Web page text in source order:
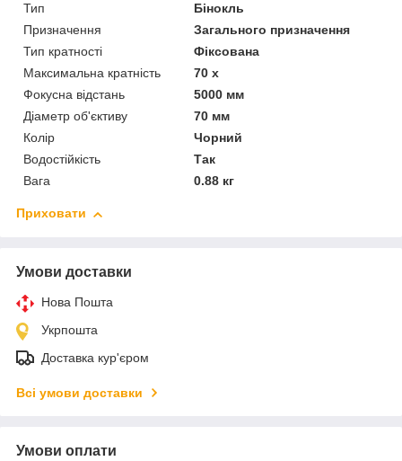
Тип
Бінокль
Призначення
Загального призначення
Тип кратності
Фіксована
Максимальна кратність
70 х
Фокусна відстань
5000 мм
Діаметр об'єктиву
70 мм
Колір
Чорний
Водостійкість
Так
Вага
0.88 кг
Приховати
Умови доставки
Нова Пошта
Укрпошта
Доставка кур'єром
Всі умови доставки
Умови оплати